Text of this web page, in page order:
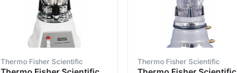
Thermo Fisher Scientific Thermo Fisher Scientific